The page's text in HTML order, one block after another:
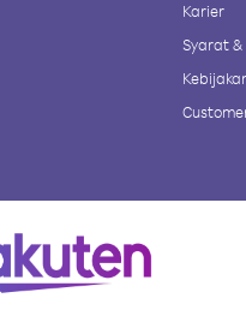
Karier
Syarat